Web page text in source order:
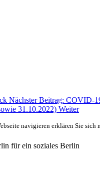
Nächster Beitrag: COVID-
31.10.2022) Weiter
navigieren erklären Sie
für ein soziales Berlin